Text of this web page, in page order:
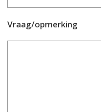
Vraag/opmerking